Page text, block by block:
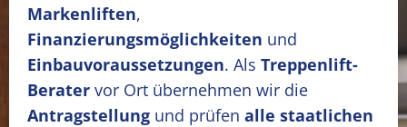
Markenliften,
Finanzierungsmöglichkeiten und
Einbauvoraussetzungen. Als Treppenlift-
Berater vor Ort übernehmen wir die
Antragstellung und prüfen alle staatlichen